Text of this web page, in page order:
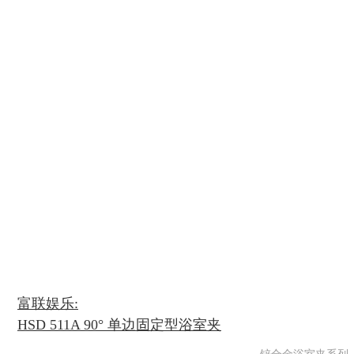
富联娱乐:
HSD 511A 90° 单边固定型浴室夹